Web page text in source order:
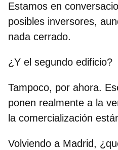
Estamos en
posibles inversores,
nada cerrado.
¿Y el segundo edificio?
Tampoco, por ahora.
ponen realmente a la
la comercialización
Volviendo a Madrid,